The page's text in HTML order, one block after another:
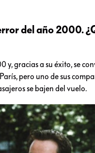
del año 2000.
gracias a su éxito, se
pero uno de sus
se bajen del vuelo.